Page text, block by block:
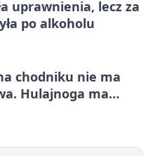
uprawnienia, lecz za
po alkoholu
chodniku nie ma
Hulajnoga ma